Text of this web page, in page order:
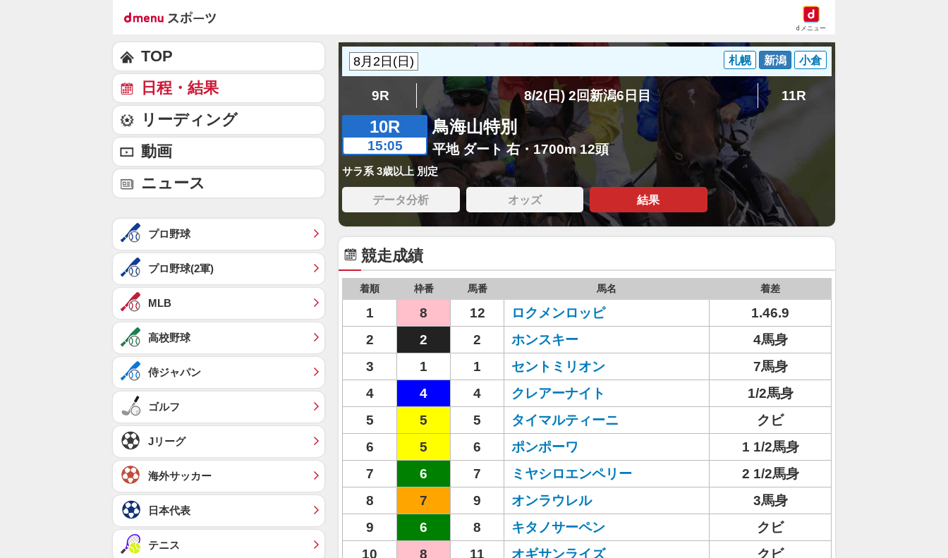
dメニュー
札幌 新潟 小倉
9R 8/2(日) 2回新潟6日目 11R
10R
15:05
鳥海山特別
平地 ダート 右・1700m 12頭
サラ系 3歳以上 別定
データ分析 オッズ 結果
競走成績
着順 枠番 馬番 馬名 着差
1 8 12 ロクメンロッピ
1.46.9
2
2 2 ホンスキー
4馬身
3
1 1 セントミリオン
7馬身
4
4 4 クレアーナイト
1/2馬身
5
5 5 タイマルティーニ
クビ
6
5 6 ポンポーワ
1 1/2馬身
7
6 7 ミヤシロエンペリー
2 1/2馬身
8
7 9 オンラウレル
3馬身
9
6 8 キタノサーペン
クビ
10
8 11 オギサンライズ
クビ
TOP
日程・結果
リーディング
動画
ニュース
プロ野球
プロ野球(2軍)
MLB
高校野球
侍ジャパン
ゴルフ
Jリーグ
海外サッカー
日本代表
テニス